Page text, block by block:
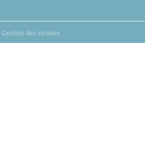
Gestion des cookies